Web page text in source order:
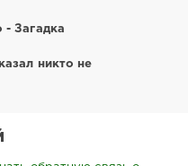
- Загадка
никто не